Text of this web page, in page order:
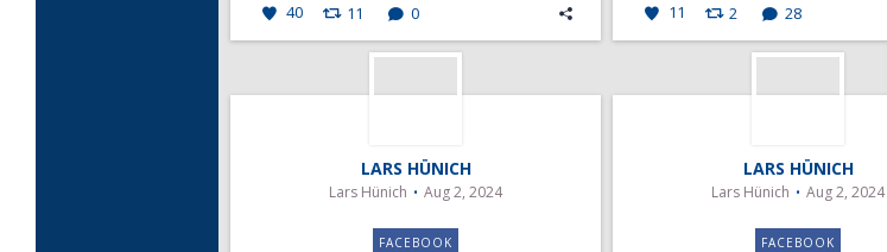
40 11 0 11 2 28
LARS HÜNICH
Lars Hünich Aug 2, 2024
FACEBOOK
LARS HÜNICH
Lars Hünich Aug 2, 2024
FACEBOOK